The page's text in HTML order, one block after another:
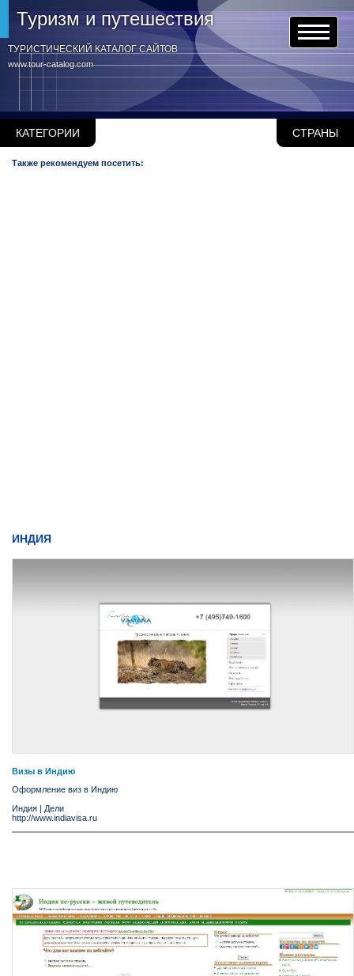
www.tour-catalog.com
Туризм и путешествия
ТУРИСТИЧЕСКИЙ КАТАЛОГ САЙТОВ
КАТЕГОРИИ СТРАНЫ
Также рекомендуем посетить:
ИНДИЯ
Визы в Индию
Оформление виз в Индию
Индия | Дели
http://www.indiavisa.ru